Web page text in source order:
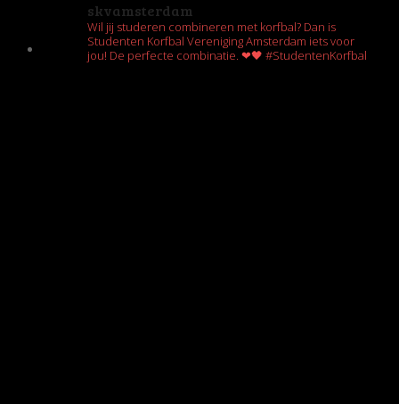
skvamsterdam
Wil jij studeren combineren met korfbal? Dan is
Studenten Korfbal Vereniging Amsterdam iets voor
jou! De perfecte combinatie. ❤🖤 #StudentenKorfbal